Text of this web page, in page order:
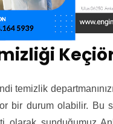
temizlik
bir durum olabilir. Bu